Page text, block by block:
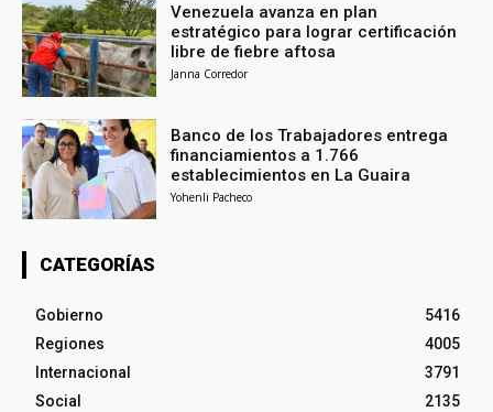
Venezuela avanza en plan
estratégico para lograr certificación
libre de fiebre aftosa
Janna Corredor
Banco de los Trabajadores entrega
financiamientos a 1.766
establecimientos en La Guaira
Yohenli Pacheco
CATEGORÍAS
Gobierno
5416
Regiones
4005
Internacional
3791
Social
2135